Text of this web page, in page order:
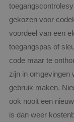
gekozen voor
voordeel van een
toegangspas of
code maar te
zijn in omgevingen
gebruik maken.
ook nooit een
is dan weer